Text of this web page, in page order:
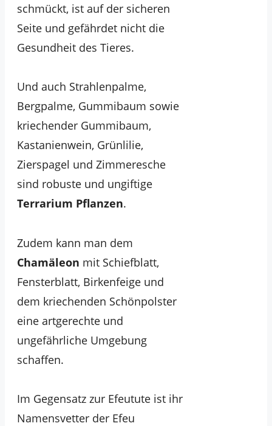
schmückt, ist auf der sicheren
Seite und gefährdet nicht die
Gesundheit des Tieres.
Und auch Strahlenpalme,
Bergpalme, Gummibaum sowie
kriechender Gummibaum,
Kastanienwein, Grünlilie,
Zierspagel und Zimmeresche
sind robuste und ungiftige
Terrarium Pflanzen.
Zudem kann man dem
Chamäleon mit Schiefblatt,
Fensterblatt, Birkenfeige und
dem kriechenden Schönpolster
eine artgerechte und
ungefährliche Umgebung
schaffen.
Im Gegensatz zur Efeutute ist ihr
Namensvetter der Efeu